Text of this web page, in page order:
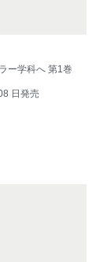
ー学科へ 第1巻
日発売